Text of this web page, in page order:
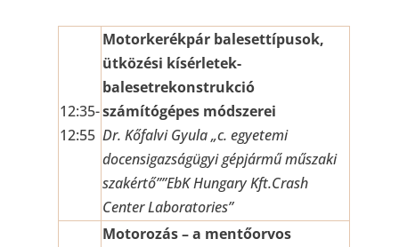
12:35-
12:55
Motorkerékpár balesettípusok,
ütközési kísérletek-
balesetrekonstrukció
számítógépes módszerei
Dr. Kőfalvi Gyula „c. egyetemi
docensigazságügyi gépjármű műszaki
szakértő””EbK Hungary Kft.Crash
Center Laboratories”
Motorozás – a mentőorvos